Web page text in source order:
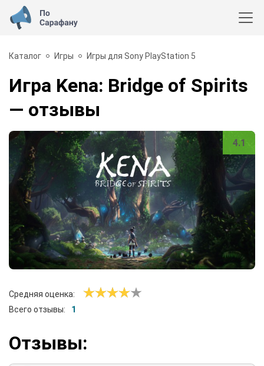
Каталог Игры Игры для Sony PlayStation 5
Игра Kena: Bridge of Spirits
— отзывы
4.1
Средняя оценка:
Всего отзывы:
1
Отзывы: